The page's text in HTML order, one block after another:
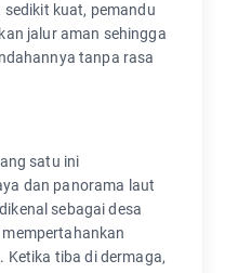
kuat, pemandu
jalur aman sehingga
tanpa rasa
satu ini
dan panorama laut
sebagai desa
Ketika tiba di dermaga,